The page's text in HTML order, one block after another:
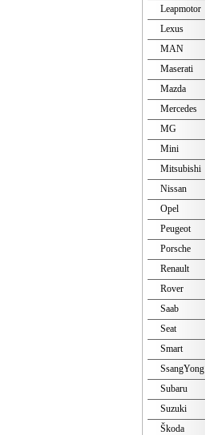
Leapmotor
Lexus
MAN
Maserati
Mazda
Mercedes
MG
Mini
Mitsubishi
Nissan
Opel
Peugeot
Porsche
Renault
Rover
Saab
Seat
Smart
SsangYong
Subaru
Suzuki
Škoda